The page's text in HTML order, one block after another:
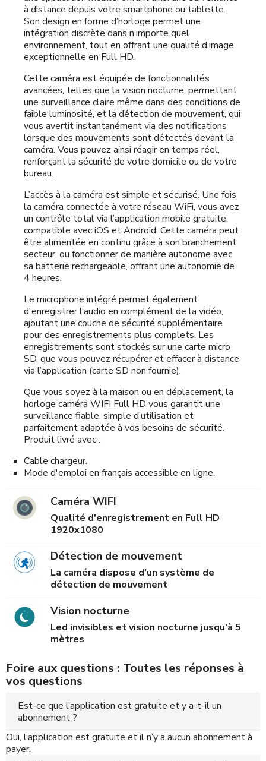
à distance depuis votre smartphone ou tablette.
Son design en forme d’horloge permet une
intégration discrète dans n’importe quel
environnement, tout en offrant une qualité d’image
exceptionnelle en Full HD.
Cette caméra est équipée de fonctionnalités
avancées, telles que la vision nocturne, permettant
une surveillance claire même dans des conditions de
faible luminosité, et la détection de mouvement, qui
vous avertit instantanément via des notifications
lorsque des mouvements sont détectés devant la
caméra. Vous pouvez ainsi réagir en temps réel,
renforçant la sécurité de votre domicile ou de votre
bureau.
L’accès à la caméra est simple et sécurisé. Une fois
la caméra connectée à votre réseau WiFi, vous avez
un contrôle total via l’application mobile gratuite,
compatible avec iOS et Android. Cette caméra peut
être alimentée en continu grâce à son branchement
secteur, ou fonctionner de manière autonome avec
sa batterie rechargeable, offrant une autonomie de
4 heures.
Le microphone intégré permet également
d'enregistrer l’audio en complément de la vidéo,
ajoutant une couche de sécurité supplémentaire
pour des enregistrements plus complets. Les
enregistrements sont stockés sur une carte micro
SD, que vous pouvez récupérer et effacer à distance
via l’application (carte SD non fournie).
Que vous soyez à la maison ou en déplacement, la
horloge caméra WIFI Full HD vous garantit une
surveillance fiable, simple d’utilisation et
parfaitement adaptée à vos besoins de sécurité.
Produit livré avec :
Cable chargeur.
Mode d'emploi en français accessible en ligne.
Caméra WIFI
Qualité d'enregistrement en Full HD
1920x1080
Détection de mouvement
La caméra dispose d'un système de
détection de mouvement
Vision nocturne
Led invisibles et vision nocturne jusqu'à 5
mètres
Foire aux questions : Toutes les réponses à
vos questions
Est-ce que l’application est gratuite et y a-t-il un
abonnement ?
Oui, l’application est gratuite et il n’y a aucun abonnement à
payer.